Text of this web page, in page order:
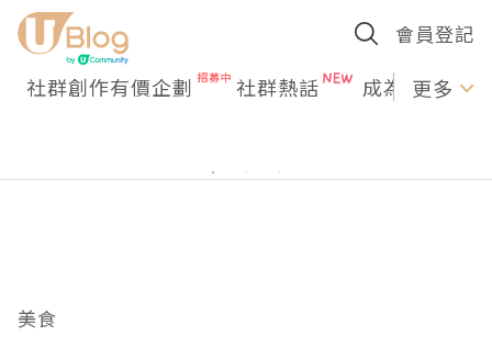
會員登記
社群創作有價企劃 社群熱話 成為U更多
美食